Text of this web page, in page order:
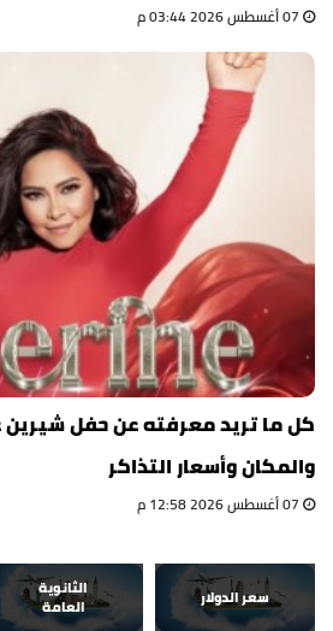
كل ما تريد معرفته عن حفل شيرين
والمكان وأسعار التذاكر
سعر الدولار
الثانوية
العامة